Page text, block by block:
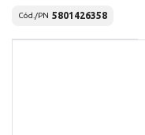
Cód./PN 5801426358